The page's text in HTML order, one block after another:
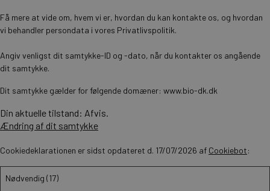
Få mere at vide om, hvem vi er, hvordan du kan kontakte os, og hvordan
vi behandler persondata i vores Privatlivspolitik.
Angiv venligst dit samtykke-ID og -dato, når du kontakter os angående
dit samtykke.
Dit samtykke gælder for følgende domæner: www.bio-dk.dk
Din aktuelle tilstand: Afvis.
Ændring af dit samtykke
Cookiedeklarationen er sidst opdateret d. 17/07/2026 af Cookiebot:
Nødvendig (17)